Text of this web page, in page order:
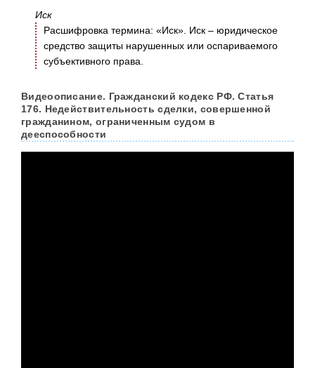
Иск
Расшифровка термина: «Иск». Иск – юридическое
средство защиты нарушенных или оспариваемого
субъективного права.
Видеоописание. Гражданский кодекс РФ. Статья
176. Недействительность сделки, совершенной
гражданином, ограниченным судом в
дееспособности